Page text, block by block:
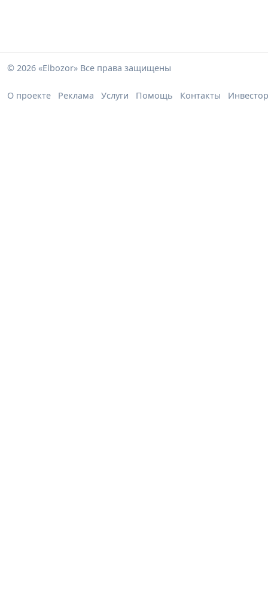
© 2026 «Elbozor» Все права защищены
О проекте Реклама Услуги Помощь Контакты